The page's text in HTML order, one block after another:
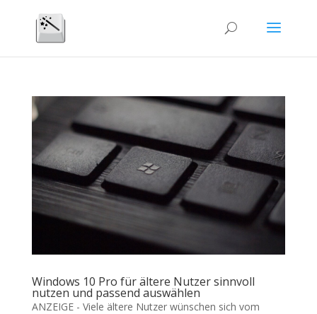
Windows 10 Pro für ältere Nutzer sinnvoll
nutzen und passend auswählen
ANZEIGE - Viele ältere Nutzer wünschen sich vom